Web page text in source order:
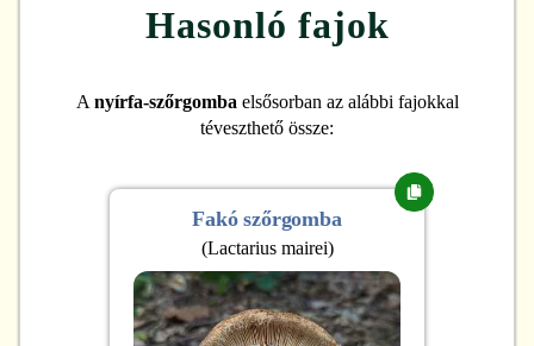
Hasonló fajok
A nyírfa-szőrgomba elsősorban az alábbi fajokkal
téveszthető össze:
Fakó szőrgomba
(Lactarius mairei)